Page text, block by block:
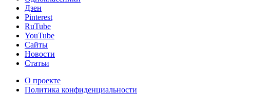
Дзен
Pinterest
RuTube
YouTube
Сайты
Новости
Статьи
О проекте
Политика конфиденциальности